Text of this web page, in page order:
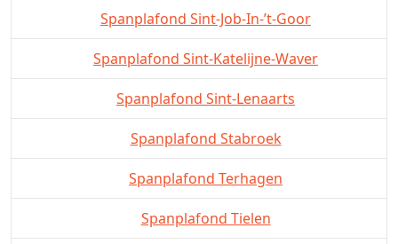
Spanplafond Sint-Job-In-’t-Goor
Spanplafond Sint-Katelijne-Waver
Spanplafond Sint-Lenaarts
Spanplafond Stabroek
Spanplafond Terhagen
Spanplafond Tielen